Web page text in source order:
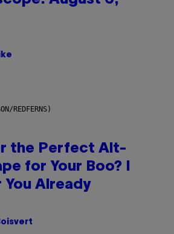
REDFERNS)
the Perfect Alt-
for Your Boo? I
You Already